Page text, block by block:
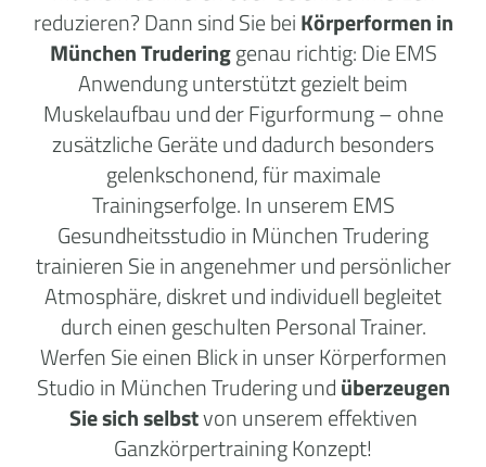
reduzieren? Dann sind Sie beiKörperformen in
München Truderinggenau richtig: Die EMS
Anwendung unterstützt gezielt beim
Muskelaufbau und der Figurformung – ohne
zusätzliche Geräte und dadurch besonders
gelenkschonend, für maximale
Trainingserfolge. In unserem EMS
Gesundheitsstudio in München Trudering
trainieren Sie in angenehmer und persönlicher
Atmosphäre, diskret und individuell begleitet
durch einen geschulten Personal Trainer.
Werfen Sie einen Blick in unser Körperformen
Studio in München Trudering undüberzeugen
Sie sich selbstvon unserem effektiven
Ganzkörpertraining Konzept!